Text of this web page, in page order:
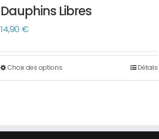
Dauphins Libres
14,90€
Choix des optionsCe
variations.
Détails